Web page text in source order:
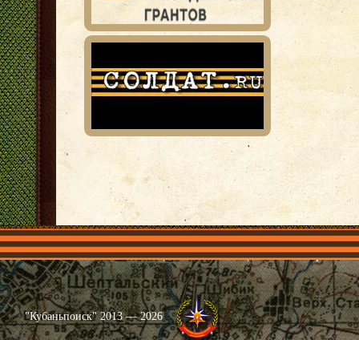
Главная Имена Общественные объединения Проекты
"Кубаньпоиск" 2013 — 2026